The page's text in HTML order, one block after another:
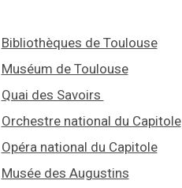
Bibliothèques de Toulouse
Muséum de Toulouse
Quai des Savoirs
Orchestre national du Capitole
Opéra national du Capitole
Musée des Augustins